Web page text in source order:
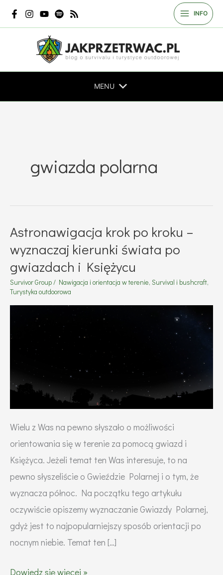
treści
INFO
MENU
gwiazda polarna
Astronawigacja krok po kroku –
wyznaczaj kierunki świata po
gwiazdach i Księżycu
Survivor Group/ Nawigacja i orientacja w terenie, Survival i bushcraft,
Turystyka outdoorowa
Wielu z Was na pewno słyszało o możliwości
orientowania się w terenie za pomocą gwiazd i
Księżyca. Jeżeli temat ten Was interesuje, to na
pewno słyszeliście o Gwieździe Polarnej i o tym, że
wyznacza północ. Na początku tego artykułu
oczywiście opiszemy wyznaczanie Gwiazdy Polarnej,
gdyż jest to najpopularniejszy sposób orientacji po
nocnym niebie. Temat ten […]
Astronawigacja
Dowiedz się więcej »